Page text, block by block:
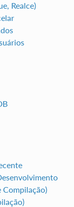
Realce)